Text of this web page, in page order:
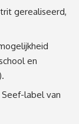
gerealiseerd,
en
label van